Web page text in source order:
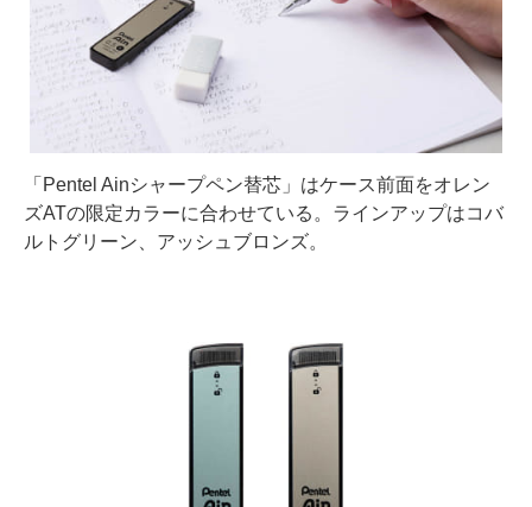
「Pentel Ainシャープペン替芯」はケース前面をオレン
ズATの限定カラーに合わせている。ラインアップはコバ
ルトグリーン、アッシュブロンズ。